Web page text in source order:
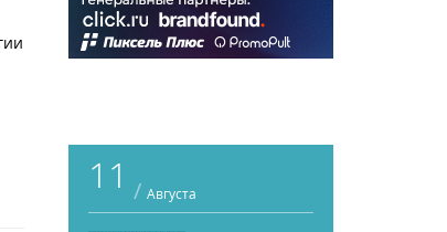
11 / Августа